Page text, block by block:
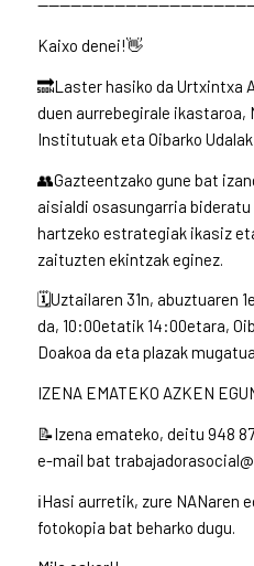
Kaixo denei!👋
🔜Laster hasiko da Urtxintxa
duen aurrebegirale ikastaroa,
Institutuak eta Oibarko
👥Gazteentzako gune bat
aisialdi osasungarria
hartzeko estrategiak ikasiz
zaituzten ekintzak eginez.
🗓️Uztailaren 31n, abuztuaren
da, 10:00etatik 14:00etara,
Doakoa da eta plazak
IZENA EMATEKO AZKEN
📝Izena emateko, deitu 948
e-mail bat
ℹ️Hasi aurretik, zure NANaren
fotokopia bat beharko dugu.